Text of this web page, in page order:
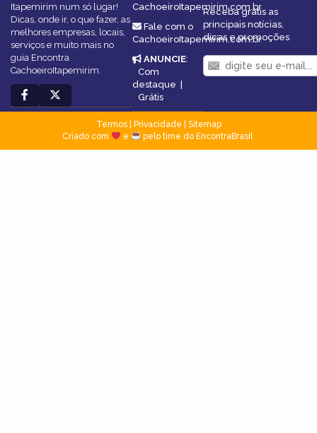
Itapemirim num só lugar!
Dicas, onde ir, o que fazer, as
melhores empresas, locais,
serviços e muito mais no
guia Encontra
CachoeiroItapemirim.
CachoeiroItapemirim.com.br
Fale com o
CachoeiroItapemirim.com.br
ANUNCIE:
Com
destaque |
Grátis
Receba grátis as
principais notícias,
dicas e promoções
Termos| Privacidade
Sitemap
Criado com
e pelo time do EncontraBrasil